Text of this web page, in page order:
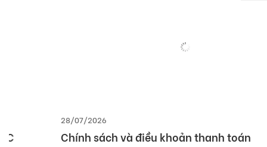
Chính sách và điều khoản thanh toán